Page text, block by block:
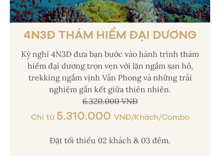
4N3Đ THÁM HIỂM ĐẠI DƯƠNG
Kỳ nghỉ 4N3D đưa bạn bước vào hành trình thám
hiểm đại dương trọn vẹn với lặn ngắm san hô,
trekking ngắm vịnh Vân Phong và những trải
nghiệm gắn kết giữa thiên nhiên.
6.320.000 VNĐ
Chỉ từ 5.310.000 VNĐ/Khách/Combo
Đặt tối thiểu 02 khách & 03 đêm.